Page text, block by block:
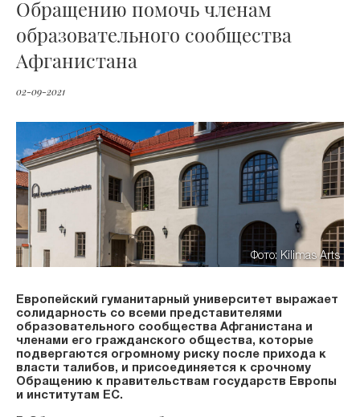
Обращению помочь членам
образовательного сообщества
Афганистана
02-09-2021
Фото: Kilimas Arts
Европейский гуманитарный университет выражает
солидарность со всеми представителями
образовательного сообщества Афганистана и
членами его гражданского общества, которые
подвергаются огромному риску после прихода к
власти талибов, и присоединяется к срочному
Обращению к правительствам государств Европы
и институтам ЕС.